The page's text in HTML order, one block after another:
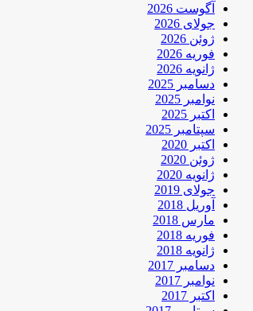
آگوست 2026
جولای 2026
ژوئن 2026
فوریه 2026
ژانویه 2026
دسامبر 2025
نوامبر 2025
اکتبر 2025
سپتامبر 2025
اکتبر 2020
ژوئن 2020
ژانویه 2020
جولای 2019
آوریل 2018
مارس 2018
فوریه 2018
ژانویه 2018
دسامبر 2017
نوامبر 2017
اکتبر 2017